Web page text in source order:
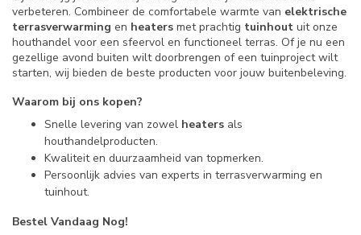
verbeteren. Combineer de comfortabele warmte van elektrische
terrasverwarming en heaters met prachtig tuinhout uit onze
houthandel voor een sfeervol en functioneel terras. Of je nu een
gezellige avond buiten wilt doorbrengen of een tuinproject wilt
starten, wij bieden de beste producten voor jouw buitenbeleving.
Waarom bij ons kopen?
Snelle levering van zowel heaters als
houthandelproducten.
Kwaliteit en duurzaamheid van topmerken.
Persoonlijk advies van experts in terrasverwarming en
tuinhout.
Bestel Vandaag Nog!